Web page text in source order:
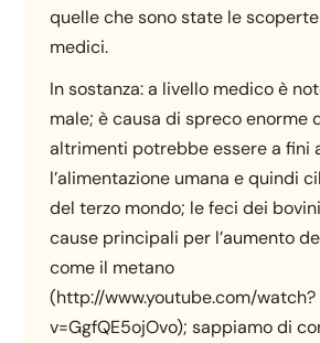
quelle che sono state le
medici.
In sostanza: a livello medico è
male; è causa di spreco enorme
altrimenti potrebbe essere a fini
l’alimentazione umana e quindi
del terzo mondo; le feci dei
cause principali per l’aumento
come il metano
(http://www.youtube.com/watch?
v=GgfQE5ojOvo); sappiamo di